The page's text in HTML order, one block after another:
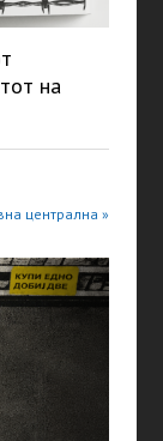
на
централна »